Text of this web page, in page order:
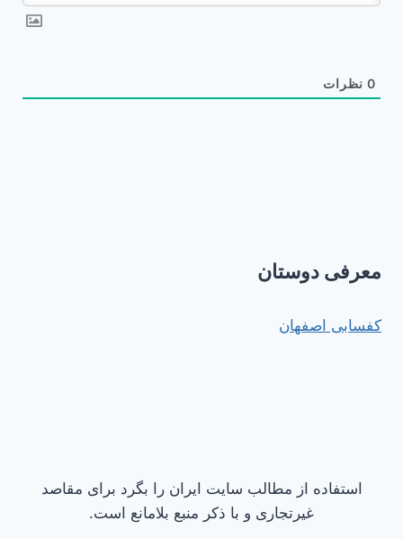
0 نظرات
معرفی دوستان
کفسابی اصفهان
استفاده از مطالب سایت ایران را بگرد برای مقاصد
غیرتجاری و با ذکر منبع بلامانع است.